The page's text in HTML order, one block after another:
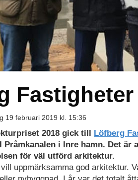
19 februari 2019 kl. 15:36
2018 gick till Löfberg
i Inre hamn. Det är
för väl utförd arkitektur.
uppmärksamma god arkitektur.